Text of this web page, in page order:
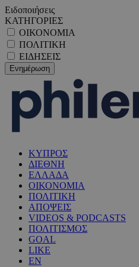
Ειδοποιήσεις
ΚΑΤΗΓΟΡΙΕΣ
ΟΙΚΟΝΟΜΙΑ
ΠΟΛΙΤΙΚΗ
ΕΙΔΗΣΕΙΣ
ΚΥΠΡΟΣ
ΔΙΕΘΝΗ
ΕΛΛΑΔΑ
ΟΙΚΟΝΟΜΙΑ
ΠΟΛΙΤΙΚΗ
ΑΠΟΨΕΙΣ
VIDEOS & PODCASTS
ΠΟΛΙΤΙΣΜΟΣ
GOAL
LIKE
EN